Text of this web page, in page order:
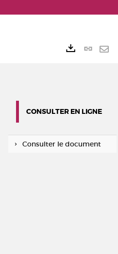
Lien
CONSULTER EN LIGNE
Consulter le document